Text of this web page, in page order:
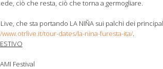
ciò che resta, ciò che torna a germogliare.
che sta portando LA NIÑA sui palchi dei
www.otrlive.it/tour-dates/la-nina-furesta-ita/.
Festival